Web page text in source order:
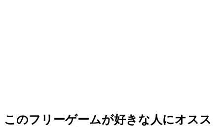
このフリーゲームが好きな人にオスス